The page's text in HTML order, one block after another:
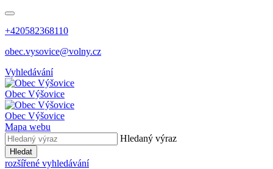
+420582368110
obec.vysovice@volny.cz
Vyhledávání
Obec Výšovice
Obec Výšovice
Mapa webu
Hledaný výraz
Hledat
rozšířené vyhledávání